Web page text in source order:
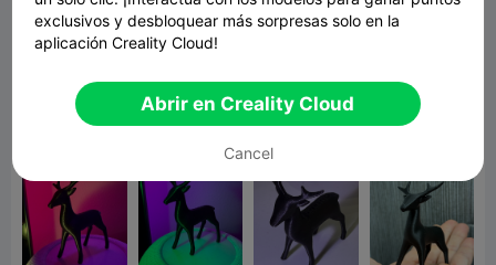
The carbon fiber filament makes it look sleek
and the extra infill makes it pretty tough. Took
exclusivos y desbloquear más sorpresas solo en la
aplicación Creality Cloud!
Abrir en Creality Cloud
Cancel